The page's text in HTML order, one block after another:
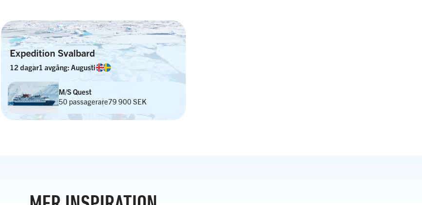
Expedition Svalbard
12 dagar1 avgång: Augusti
M/S Quest
50 passagerare79 900 SEK